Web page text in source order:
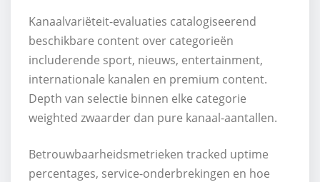
Kanaalvariëteit-evaluaties catalogiseerend
beschikbare content over categorieën
includerende sport, nieuws, entertainment,
internationale kanalen en premium content.
Depth van selectie binnen elke categorie
weighted zwaarder dan pure kanaal-aantallen.
Betrouwbaarheidsmetrieken tracked uptime
percentages, service-onderbrekingen en hoe